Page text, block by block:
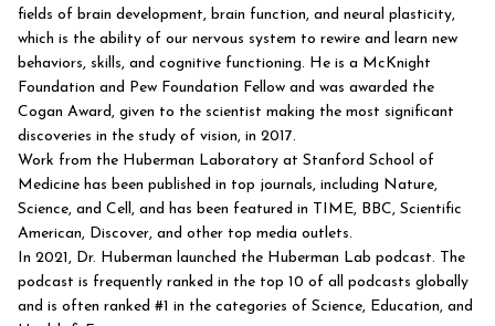
fields of brain development, brain function, and neural plasticity,
which is the ability of our nervous system to rewire and learn new
behaviors, skills, and cognitive functioning. He is a McKnight
Foundation and Pew Foundation Fellow and was awarded the
Cogan Award, given to the scientist making the most significant
discoveries in the study of vision, in 2017.
Work from the Huberman Laboratory at Stanford School of
Medicine has been published in top journals, including Nature,
Science, and Cell, and has been featured in TIME, BBC, Scientific
American, Discover, and other top media outlets.
In 2021, Dr. Huberman launched the Huberman Lab podcast. The
podcast is frequently ranked in the top 10 of all podcasts globally
and is often ranked #1 in the categories of Science, Education, and